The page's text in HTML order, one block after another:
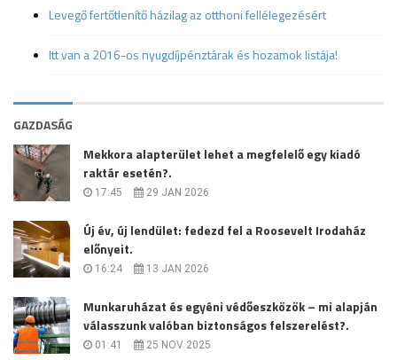
Levegő fertőtlenítő házilag az otthoni fellélegezésért
Itt van a 2016-os nyugdíjpénztárak és hozamok listája!
GAZDASÁG
Mekkora alapterület lehet a megfelelő egy kiadó
raktár esetén?.
17:45 29 JAN 2026
Új év, új lendület: fedezd fel a Roosevelt Irodaház
előnyeit.
16:24 13 JAN 2026
Munkaruházat és egyéni védőeszközök – mi alapján
válasszunk valóban biztonságos felszerelést?.
01:41 25 NOV 2025